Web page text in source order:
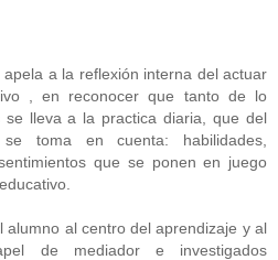
a la reflexión interna del actuar
, en reconocer que tanto de lo
se lleva a la practica diaria, que del
se toma en cuenta: habilidades,
que se ponen en juego
alumno al centro del aprendizaje y al
de mediador e investigados